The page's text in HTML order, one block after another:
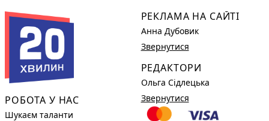
РОБОТА У НАС
Шукаєм таланти
РЕКЛАМА НА САЙТІ
Анна Дубовик
Звернутися
РЕДАКТОРИ
Ольга Сідлецька
Звернутися